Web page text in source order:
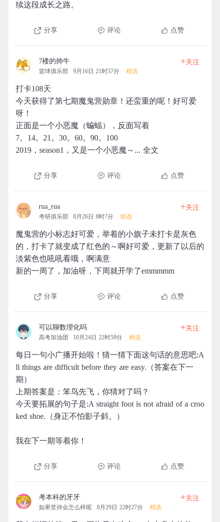
续这段成长之路。
分享 评论 点赞
7楼的帅牛
篮球俱乐部 9月16日 21时57分 精选
+关注
打卡108天
今天获得了第七期魔鬼营勋章！还蛮重的呢！好可爱
呀！
正面是一个小恶魔（蝙蝠），反面写着
7。14。21。30。60。90。100
2019，season1，又是一个小恶魔～... 全文
分享 评论 点赞
rua_rua
考研俱乐部 8月26日 8时7分 精选
+关注
魔鬼营的小标志好可爱，举着的小旗子未打卡是灰色
的，打卡了就变成了红色的～啊好可爱，更新了以后的
淡紫色也吼吼看哦，啊满意
新的一周了，加油呀，下周就开学了emmmmm
分享 评论 点赞
可以聊数理化吗
高考加油团 10月24日 22时59分 精选
+关注
每日一句小广播开始啦！猜一猜下面这句话的意思吧:A
ll things are difficult before they are easy.（答案在下一
期）
上期答案是：笨鸟先飞，你猜对了吗？
今天要拓展的句子是:A straight foot is not afraid of a croo
ked shoe.（身正不怕影子斜。）
我在下一期等着你！
分享 评论 点赞
考本科的牙牙
如果坚持会怎么样呢 8月29日 22时27分 精选
+关注